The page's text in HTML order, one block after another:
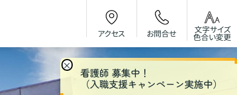
アクセス お問合せ 文字サイズ
色合い変更
×
看護師 募集中！
（入職支援キャンペーン実施中）